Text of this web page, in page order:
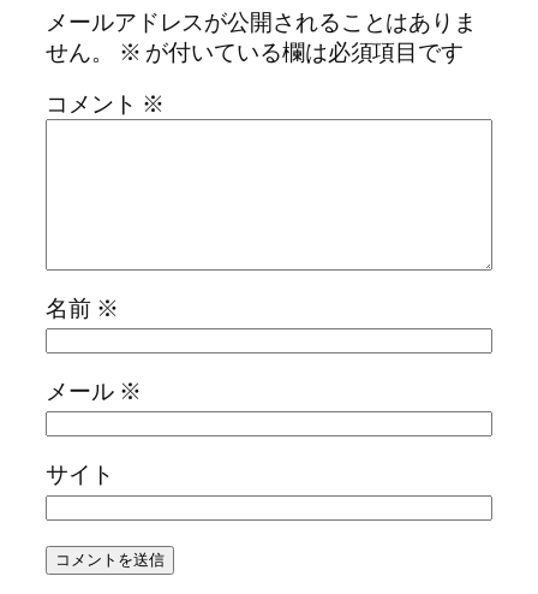
メールアドレスが公開されることはありま
せん。
※ が付いている欄は必須項目です
コメント ※
名前 ※
メール ※
サイト